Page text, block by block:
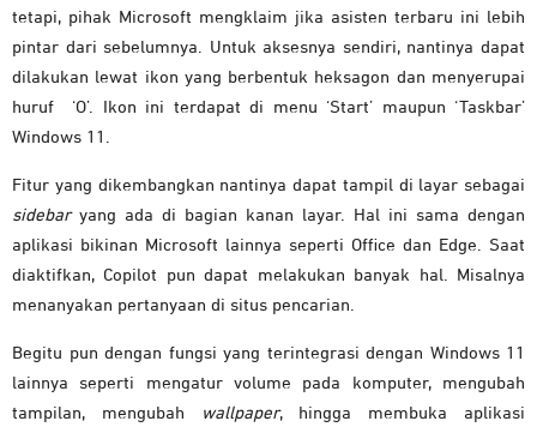
tetapi, pihak Microsoft mengklaim jika asisten terbaru ini lebih
pintar dari sebelumnya. Untuk aksesnya sendiri, nantinya dapat
dilakukan lewat ikon yang berbentuk heksagon dan menyerupai
huruf ‘O’. Ikon ini terdapat di menu ‘Start’ maupun ‘Taskbar’
Windows 11.
Fitur yang dikembangkan nantinya dapat tampil di layar sebagai
sidebaryang ada di bagian kanan layar. Hal ini sama dengan
aplikasi bikinan Microsoft lainnya seperti Office dan Edge. Saat
diaktifkan, Copilot pun dapat melakukan banyak hal. Misalnya
menanyakan pertanyaan di situs pencarian.
Begitu pun dengan fungsi yang terintegrasi dengan Windows 11
lainnya seperti mengatur volume pada komputer, mengubah
tampilan, mengubah
wallpaper, hingga membuka aplikasi